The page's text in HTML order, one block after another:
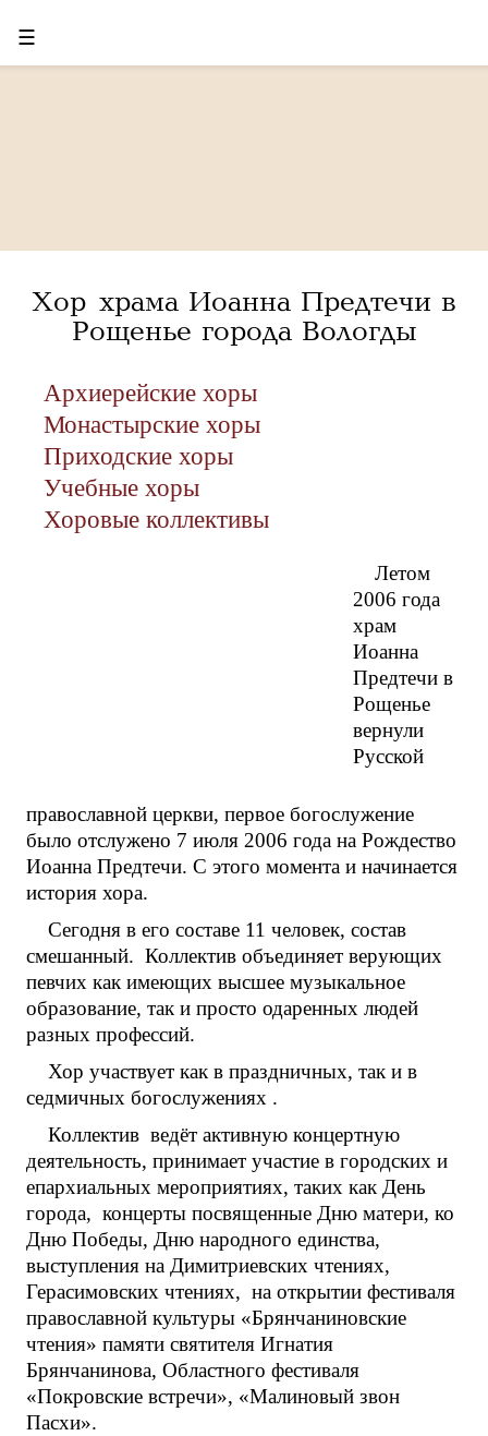
☰
Хор храма Иоанна Предтечи в
Рощенье города Вологды
Архиерейские хоры
Монастырские хоры
Приходские хоры
Учебные хоры
Хоровые коллективы
Летом
2006 года
храм
Иоанна
Предтечи в
Рощенье
вернули
Русской
православной церкви, первое богослужение
было отслужено 7 июля 2006 года на Рождество
Иоанна Предтечи. С этого момента и начинается
история хора.
Сегодня в его составе 11 человек, состав
смешанный. Коллектив объединяет верующих
певчих как имеющих высшее музыкальное
образование, так и просто одаренных людей
разных профессий.
Хор участвует как в праздничных, так и в
седмичных богослужениях .
Коллектив ведёт активную концертную
деятельность, принимает участие в городских и
епархиальных мероприятиях, таких как День
города, концерты посвященные Дню матери, ко
Дню Победы, Дню народного единства,
выступления на Димитриевских чтениях,
Герасимовских чтениях, на открытии фестиваля
православной культуры «Брянчаниновские
чтения» памяти святителя Игнатия
Брянчанинова, Областного фестиваля
«Покровские встречи», «Малиновый звон
Пасхи».